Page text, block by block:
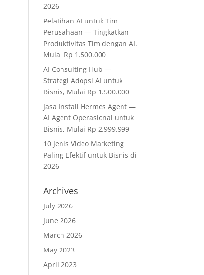
2026
Pelatihan AI untuk Tim
Perusahaan — Tingkatkan
Produktivitas Tim dengan AI,
Mulai Rp 1.500.000
AI Consulting Hub —
Strategi Adopsi AI untuk
Bisnis, Mulai Rp 1.500.000
Jasa Install Hermes Agent —
AI Agent Operasional untuk
Bisnis, Mulai Rp 2.999.999
10 Jenis Video Marketing
Paling Efektif untuk Bisnis di
2026
Archives
July 2026
June 2026
March 2026
May 2023
April 2023